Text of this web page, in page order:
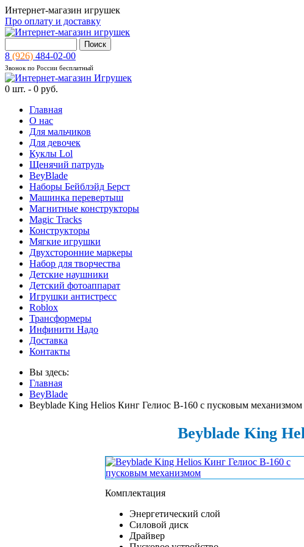
Интернет-магазин игрушек
Про оплату и доставку
8 (926) 484-02-00
Звонок по России бесплатный
0 шт. - 0 руб.
Главная
О нас
Для мальчиков
Для девочек
Куклы Lol
Щенячий патруль
BeyBlade
Наборы Бейблэйд Берст
Машинка перевертыш
Магнитные конструкторы
Magic Tracks
Конструкторы
Мягкие игрушки
Двухсторонние маркеры
Набор для творчества
Детские наушники
Детский фотоаппарат
Игрушки антистресс
Roblox
Трансформеры
Инфинити Надо
Доставка
Контакты
Вы здесь:
Главная
BeyBlade
Beyblade King Helios Кинг Гелиос B-160 с пусковым механизмом
Beyblade King
Комплектация
Энергетический слой
Силовой диск
Драйвер